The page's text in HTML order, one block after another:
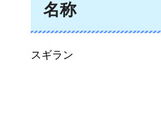
名称
スギラン